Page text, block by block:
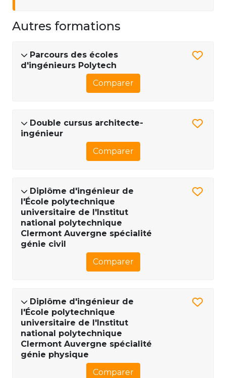
Autres formations
Parcours des écoles
d'ingénieurs Polytech
Comparer
Double cursus architecte-
ingénieur
Comparer
Diplôme d'ingénieur de
l'École polytechnique
universitaire de l'Institut
national polytechnique
Clermont Auvergne spécialité
génie civil
Comparer
Diplôme d'ingénieur de
l'École polytechnique
universitaire de l'Institut
national polytechnique
Clermont Auvergne spécialité
génie physique
Comparer